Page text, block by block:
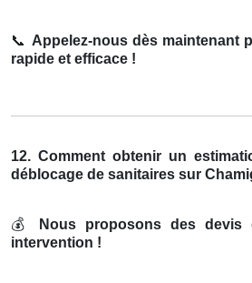
📞 Appelez-nous dès maintenant
rapide et efficace !
12. Comment obtenir un
déblocage de sanitaires sur
💰
Nous proposons des devis
intervention !